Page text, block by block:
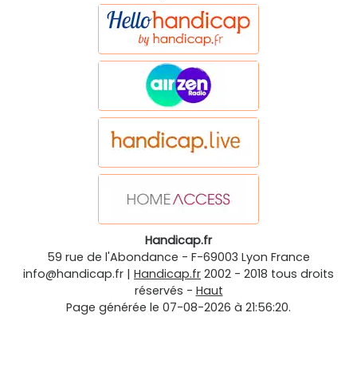
Handicap.fr
59 rue de l'Abondance - F-69003 Lyon France
info@handicap.fr | Handicap.fr 2002 - 2018 tous droits
réservés - Haut
Page générée le 07-08-2026 à 21:56:20.